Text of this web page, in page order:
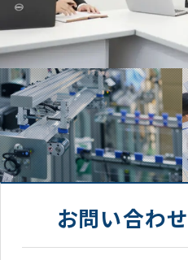
お問い合わ